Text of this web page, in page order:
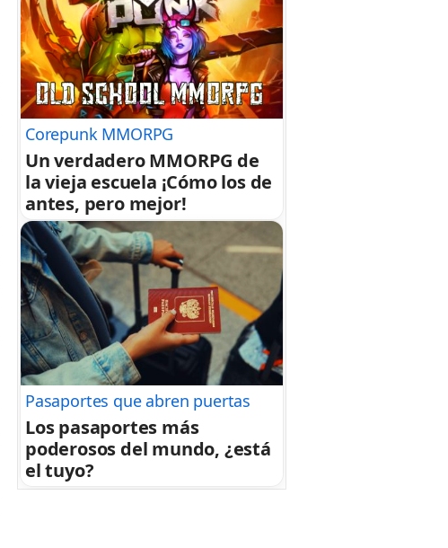
Corepunk MMORPG
Un verdadero MMORPG de
la vieja escuela ¡Cómo los de
antes, pero mejor!
Pasaportes que abren puertas
Los pasaportes más
poderosos del mundo, ¿está
el tuyo?